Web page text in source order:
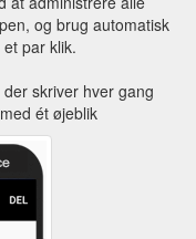
og brug automatisk
par klik.
skriver hver gang
ét øjeblik